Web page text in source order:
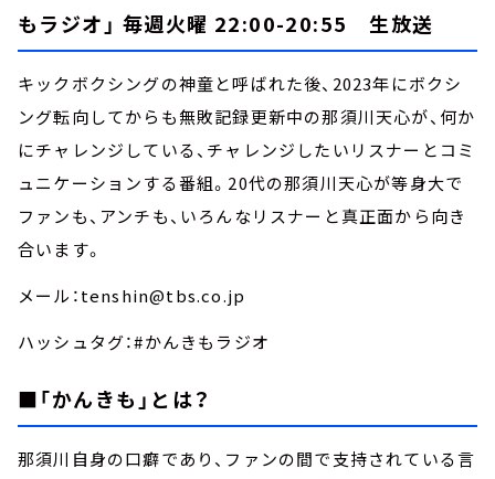
もラジオ」 毎週火曜 22:00-20:55 生放送
キックボクシングの神童と呼ばれた後、2023年にボクシ
ング転向してからも無敗記録更新中の那須川天心が、何か
にチャレンジしている、チャレンジしたいリスナーとコミ
ュニケーションする番組。20代の那須川天心が等身大で
ファンも、アンチも、いろんなリスナーと真正面から向き
合います。
メール：tenshin@tbs.co.jp
ハッシュタグ：#かんきもラジオ
■「かんきも」とは？
那須川自身の口癖であり、ファンの間で支持されている言